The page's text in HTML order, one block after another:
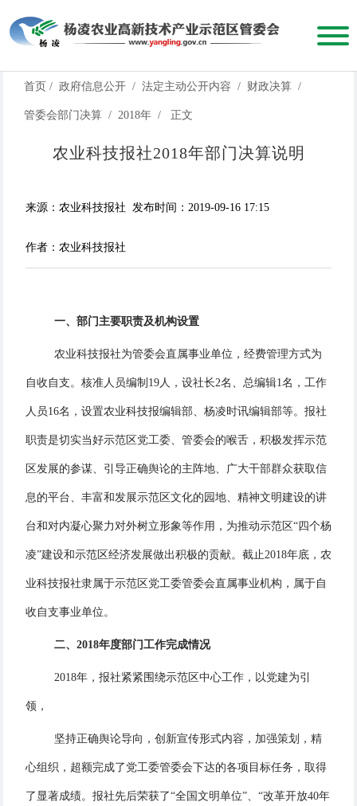
首页 / 政府信息公开 / 法定主动公开内容 / 财政决算 /
管委会部门决算 / 2018年 / 正文
农业科技报社2018年部门决算说明
来源：农业科技报社 发布时间：2019-09-16 17:15
作者：农业科技报社
一、部门主要职责及机构设置
农业科技报社为管委会直属事业单位，经费管理方式为
自收自支。核准人员编制19人，设社长2名、总编辑1名，工作
人员16名，设置农业科技报编辑部、杨凌时讯编辑部等。报社
职责是切实当好示范区党工委、管委会的喉舌，积极发挥示范
区发展的参谋、引导正确舆论的主阵地、广大干部群众获取信
息的平台、丰富和发展示范区文化的园地、精神文明建设的讲
台和对内凝心聚力对外树立形象等作用，为推动示范区“四个杨
凌”建设和示范区经济发展做出积极的贡献。截止2018年底，农
业科技报社隶属于示范区党工委管委会直属事业机构，属于自
收自支事业单位。
二、2018年度部门工作完成情况
2018年，报社紧紧围绕示范区中心工作，以党建为引
领，
坚持正确舆论导向，创新宣传形式内容，加强策划，精
心组织，超额完成了党工委管委会下达的各项目标任务，取得
了显著成绩。报社先后荣获了“全国文明单位”、“改革开放40年